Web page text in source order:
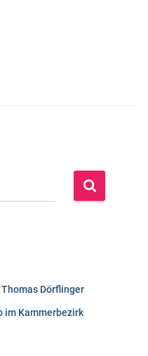
Dörflinger
im Kammerbezirk